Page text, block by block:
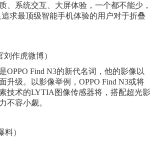
、系统交互、大屏体验，一个都不能少，
求最顶级智能手机体验的用户对于折叠
刘作虎微博）
OPPO Find N3的新代名词，他的影像以
升级。以影像举例，OPPO Find N3或将
技术的LYTIA图像传感器将，搭配超光影
不容小觑。
料）